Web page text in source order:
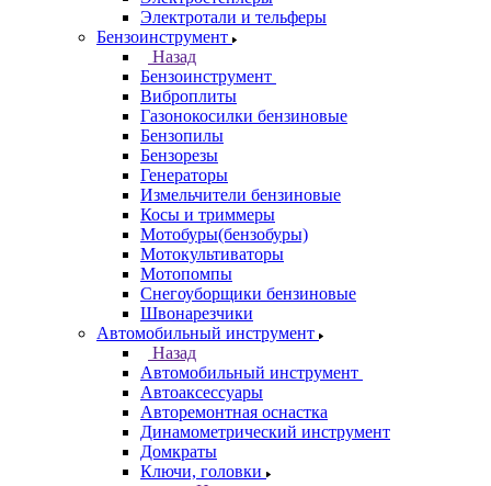
Электротали и тельферы
Бензоинструмент
Назад
Бензоинструмент
Виброплиты
Газонокосилки бензиновые
Бензопилы
Бензорезы
Генераторы
Измельчители бензиновые
Косы и триммеры
Мотобуры(бензобуры)
Мотокультиваторы
Мотопомпы
Снегоуборщики бензиновые
Швонарезчики
Автомобильный инструмент
Назад
Автомобильный инструмент
Автоаксессуары
Авторемонтная оснастка
Динамометрический инструмент
Домкраты
Ключи, головки